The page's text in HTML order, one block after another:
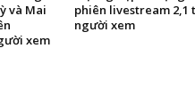
và Mai
xem
phiên livestream 2,1
người xem